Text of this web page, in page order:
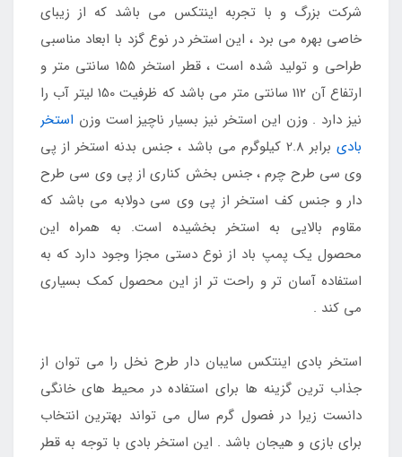
شرکت بزرگ و با تجربه اینتکس می باشد که از زیبای
خاصی بهره می برد ، این استخر در نوع گزد با ابعاد مناسبی
طراحی و تولید شده است ، قطر استخر 155 سانتی متر و
ارتفاع آن 112 سانتی متر می باشد که ظرفیت 150 لیتر آب را
نیز دارد . وزن این استخر نیز بسیار ناچیز است وزن استخر
بادی
برابر 2.8 کیلوگرم می باشد ، جنس بدنه استخر از پی
وی سی طرح چرم ، جنس بخش کناری از پی وی سی طرح
دار و جنس کف استخر از پی وی سی دولابه می باشد که
مقاوم بالایی به استخر بخشیده است. به همراه این
محصول یک پمپ باد از نوع دستی مجزا وجود دارد که به
استفاده آسان تر و راحت تر از این محصول کمک بسیاری
می کند .
استخر بادی اینتکس سایبان دار طرح نخل را می توان از
جذاب ترین گزینه ها برای استفاده در محیط های خانگی
دانست زیرا در فصول گرم سال می تواند بهترین انتخاب
برای بازی و هیجان باشد . این استخر بادی با توجه به قطر